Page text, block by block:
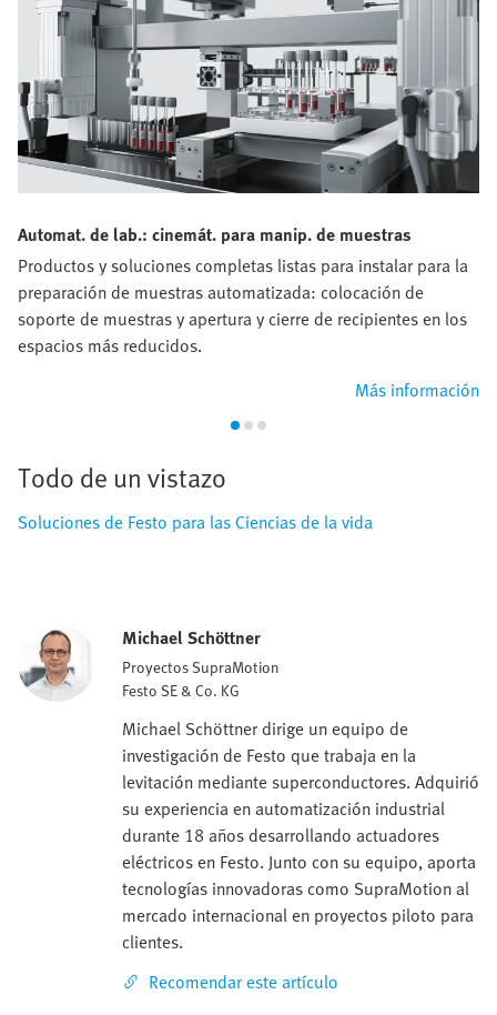
Automat. de lab.: cinemát. para manip. de muestras
Productos y soluciones completas listas para instalar para la
preparación de muestras automatizada: colocación de
soporte de muestras y apertura y cierre de recipientes en los
espacios más reducidos.
Más información
Todo de un vistazo
Soluciones de Festo para las Ciencias de la vida
Michael Schöttner
Proyectos SupraMotion
Festo SE & Co. KG
Michael Schöttner dirige un equipo de
investigación de Festo que trabaja en la
levitación mediante superconductores. Adquirió
su experiencia en automatización industrial
durante 18 años desarrollando actuadores
eléctricos en Festo. Junto con su equipo, aporta
tecnologías innovadoras como SupraMotion al
mercado internacional en proyectos piloto para
clientes.
Recomendar este artículo